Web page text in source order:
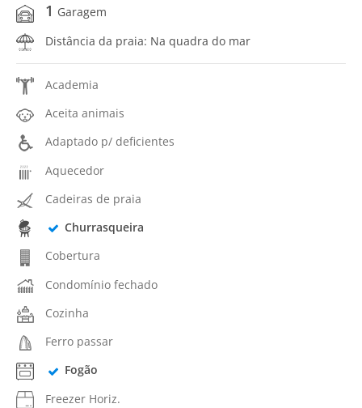
1 Garagem
Distância da praia: Na quadra do mar
Academia
Aceita animais
Adaptado p/ deficientes
Aquecedor
Cadeiras de praia
Churrasqueira
Cobertura
Condomínio fechado
Cozinha
Ferro passar
Fogão
Freezer Horiz.